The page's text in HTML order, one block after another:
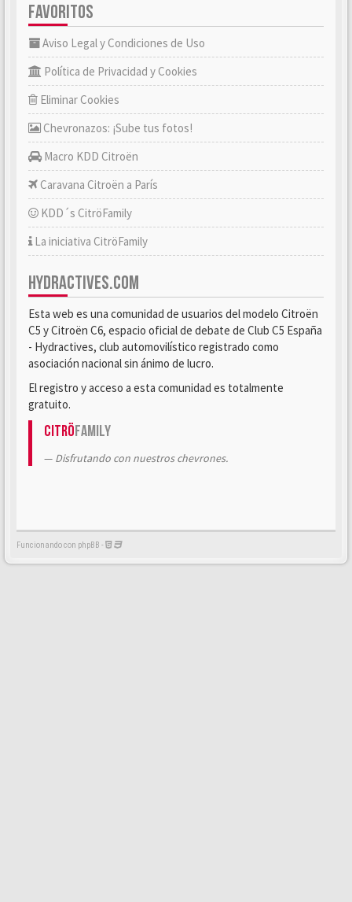
FAVORITOS
Aviso Legal y Condiciones de Uso
Política de Privacidad y Cookies
Eliminar Cookies
Chevronazos: ¡Sube tus fotos!
Macro KDD Citroën
Caravana Citroën a París
KDD´s CitröFamily
La iniciativa CitröFamily
HYDRACTIVES.COM
Esta web es una comunidad de usuarios del modelo Citroën
C5 y Citroën C6, espacio oficial de debate de Club C5 España
- Hydractives, club automovilístico registrado como
asociación nacional sin ánimo de lucro.
El registro y acceso a esta comunidad es totalmente
gratuito.
CitröFamily
Disfrutando con nuestros chevrones.
Funcionando con phpBB -